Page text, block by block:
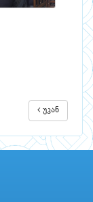
უკან